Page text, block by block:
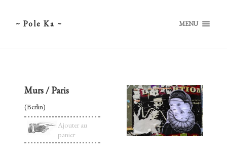
~ Pole Ka ~ MENU
Murs / Paris
(Berlin)
Ajouter au
panier